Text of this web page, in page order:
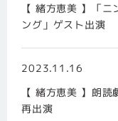
【 緒方恵美 】「
ング」ゲスト出演
2023.11.16
【 緒方恵美 】朗読
再出演